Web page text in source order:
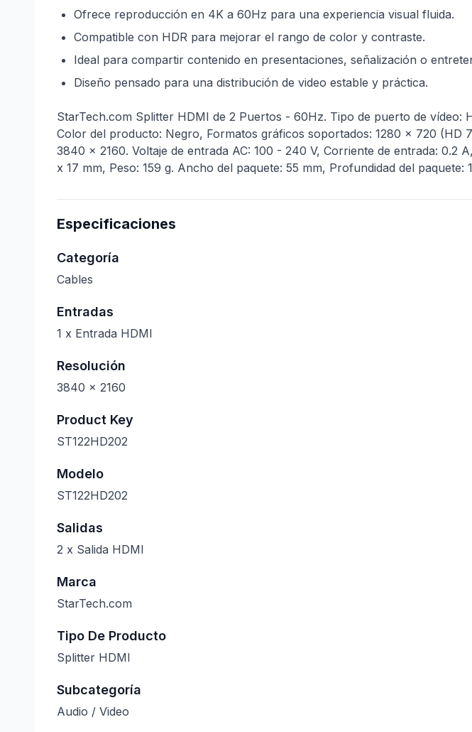
Ofrece reproducción en 4K a 60Hz para una experiencia visual fluida.
Compatible con HDR para mejorar el rango de color y contraste.
Ideal para compartir contenido en presentaciones, señalización o
Diseño pensado para una distribución de video estable y práctica.
StarTech.com Splitter HDMI de 2 Puertos - 60Hz. Tipo de puerto de
Color del producto: Negro, Formatos gráficos soportados: 1280 x 720 (HD
3840 x 2160. Voltaje de entrada AC: 100 - 240 V, Corriente de entrada: 0.2
x 17 mm, Peso: 159 g. Ancho del paquete: 55 mm, Profundidad del paquete:
Especificaciones
Categoría
Cables
Entradas
1 x Entrada HDMI
Resolución
3840 × 2160
Product Key
ST122HD202
Modelo
ST122HD202
Salidas
2 x Salida HDMI
Marca
StarTech.com
Tipo De Producto
Splitter HDMI
Subcategoría
Audio / Video